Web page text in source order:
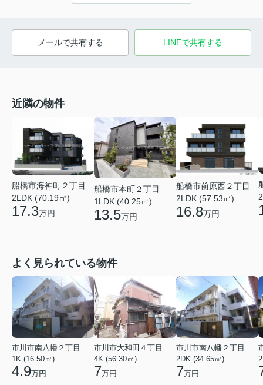
メールで共有する LINEで共有する
近隣の物件
船橋市海神町２丁目
2LDK (70.19㎡)
17.3万円
船橋市本町２丁目
1LDK (40.25㎡)
13.5万円
船橋市前原西２丁目
2LDK (57.53㎡)
16.8万円
よく見られている物件
市川市南八幡２丁目
1K (16.50㎡)
4.9万円
市川市大和田４丁目
4K (56.30㎡)
7万円
市川市南八幡２丁目
2DK (34.65㎡)
7万円